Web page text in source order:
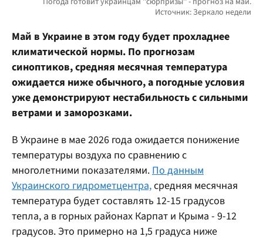
Май в Украине в этом году будет прохладнее
климатической нормы. По прогнозам
синоптиков, средняя месячная температура
ожидается ниже обычного, а погодные условия
уже демонстрируют нестабильность с сильными
ветрами и заморозками.
В Украине в мае 2026 года ожидается понижение
температуры воздуха по сравнению с
многолетними показателями. По данным
Украинского гидрометцентра,средняя месячная
температура будет составлять 12-15 градусов
тепла, а в горных районах Карпат и Крыма - 9-12
градусов. Это примерно на 1,5 градуса ниже